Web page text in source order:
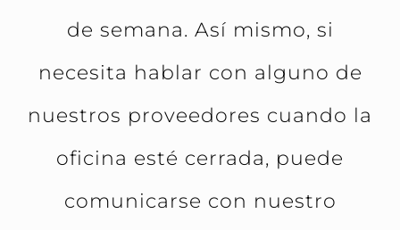
de semana. Así mismo, si
necesita hablar con alguno de
nuestros proveedores cuando la
oficina esté cerrada, puede
comunicarse con nuestro